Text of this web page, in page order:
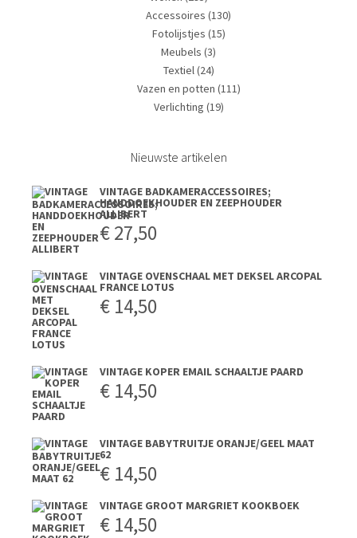
Accessoires (130)
Fotolijstjes (15)
Meubels (3)
Textiel(24)
Vazen en potten (111)
Verlichting (19)
Nieuwste artikelen
VINTAGE BADKAMERACCESSOIRES;
HANDDOEKHOUDER EN ZEEPHOUDER
ALLIBERT
€27,50
VINTAGE OVENSCHAAL MET DEKSEL ARCOPAL
FRANCE LOTUS
€ 14,50
VINTAGE KOPER EMAIL SCHAALTJE PAARD
€ 14,50
VINTAGE BABYTRUITJE ORANJE/GEEL MAAT
62
€ 14,50
VINTAGE GROOT MARGRIET KOOKBOEK
€ 14,50